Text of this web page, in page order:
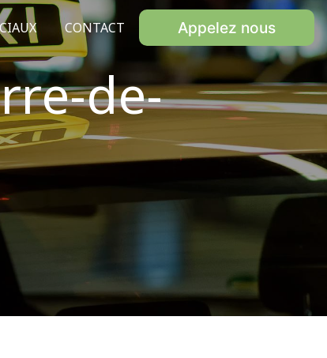
CONTACT Appelez nous
de-